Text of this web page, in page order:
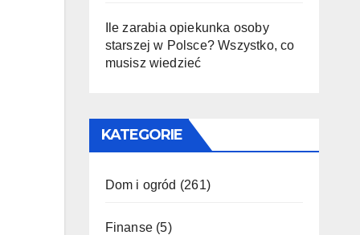
Ile zarabia opiekunka osoby
starszej w Polsce? Wszystko, co
musisz wiedzieć
KATEGORIE
Dom i ogród (261)
Finanse(5)